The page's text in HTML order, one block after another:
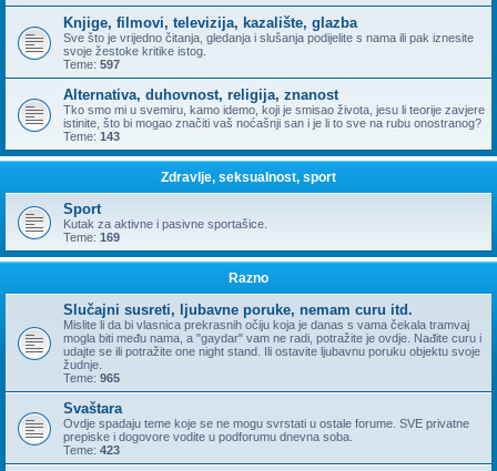
Knjige, filmovi, televizija, kazalište, glazba
Sve što je vrijedno čitanja, gledanja i slušanja podijelite s nama ili pak iznesite
svoje žestoke kritike istog.
Teme: 597
Alternativa, duhovnost, religija, znanost
Tko smo mi u svemiru, kamo idemo, koji je smisao života, jesu li teorije zavjere
istinite, što bi mogao značiti vaš noćašnji san i je li to sve na rubu onostranog?
Teme: 143
Zdravlje, seksualnost, sport
Sport
Kutak za aktivne i pasivne sportašice.
Teme: 169
Razno
Slučajni susreti, ljubavne poruke, nemam curu itd.
Mislite li da bi vlasnica prekrasnih očiju koja je danas s vama čekala tramvaj
mogla biti među nama, a "gaydar" vam ne radi, potražite je ovdje. Nađite curu i
udajte se ili potražite one night stand. Ili ostavite ljubavnu poruku objektu svoje
žudnje.
Teme: 965
Svaštara
Ovdje spadaju teme koje se ne mogu svrstati u ostale forume. SVE privatne
prepiske i dogovore vodite u podforumu dnevna soba.
Teme: 423